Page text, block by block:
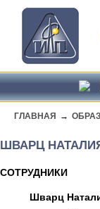
ГЛАВНАЯ →
ШВАРЦ
СОТРУДНИКИ
Шварц